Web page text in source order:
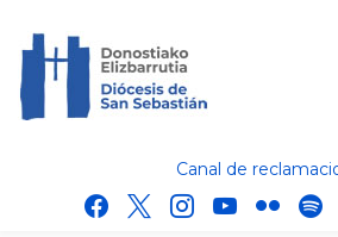
Canal de
facebook
x instagram
youtube
flickr